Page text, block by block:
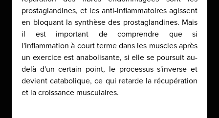
prostaglandines, et les anti-inflammatoires agissent
en bloquant la synthèse des prostaglandines. Mais
il est important de comprendre que si
l'inflammation à court terme dans les muscles après
un exercice est anabolisante, si elle se poursuit au-
delà d'un certain point, le processus s'inverse et
devient catabolique, ce qui retarde la récupération
et la croissance musculaires.